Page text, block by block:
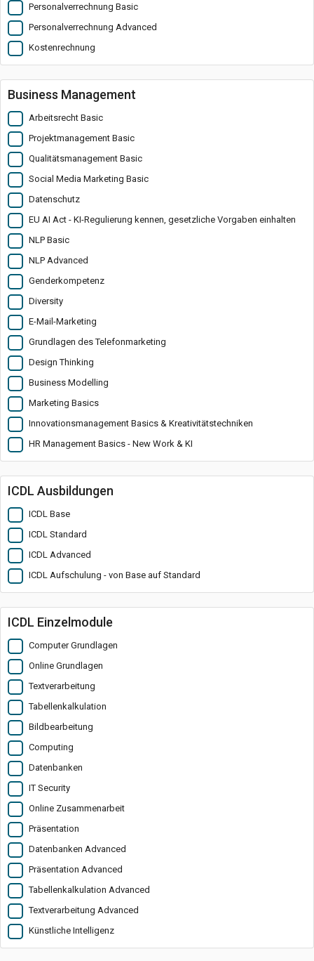
Personalverrechnung Basic
Personalverrechnung Advanced
Kostenrechnung
Business Management
Arbeitsrecht Basic
Projektmanagement Basic
Qualitätsmanagement Basic
Social Media Marketing Basic
Datenschutz
EU AI Act - KI-Regulierung kennen, gesetzliche Vorgaben einhalten
NLP Basic
NLP Advanced
Genderkompetenz
Diversity
E-Mail-Marketing
Grundlagen des Telefonmarketing
Design Thinking
Business Modelling
Marketing Basics
Innovationsmanagement Basics & Kreativitätstechniken
HR Management Basics - New Work & KI
ICDL Ausbildungen
ICDL Base
ICDL Standard
ICDL Advanced
ICDL Aufschulung - von Base auf Standard
ICDL Einzelmodule
Computer Grundlagen
Online Grundlagen
Textverarbeitung
Tabellenkalkulation
Bildbearbeitung
Computing
Datenbanken
IT Security
Online Zusammenarbeit
Präsentation
Datenbanken Advanced
Präsentation Advanced
Tabellenkalkulation Advanced
Textverarbeitung Advanced
Künstliche Intelligenz